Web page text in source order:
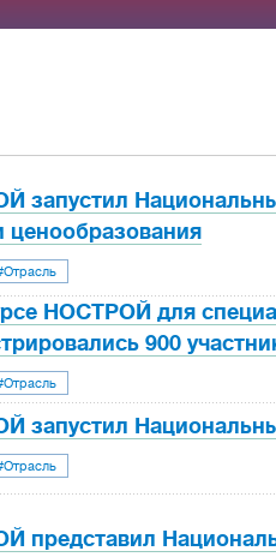
запустил
ценообразования
НОСТРОЙ для
900
запустил
представил